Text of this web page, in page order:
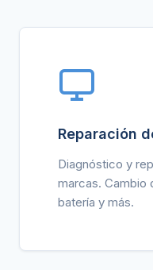
Reparación
Diagnóstico y
marcas. Cambio
batería y más.